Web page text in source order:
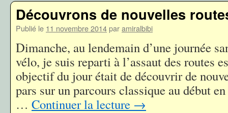
Découvrons de nouvelles
Publié le 11 novembre 2014paramiralbibi
Dimanche, au lendemain d’une journée
vélo, je suis reparti à l’assaut des routes
objectif du jour était de découvrir de
pars sur un parcours classique au début
… Continuer la lecture →